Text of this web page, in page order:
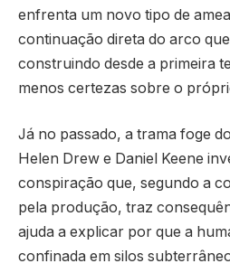
enfrenta um novo tipo de
continuação direta do arco
construindo desde a primeira
menos certezas sobre o
Já no passado, a trama foge
Helen Drew e Daniel Keene
conspiração que, segundo a
pela produção, traz
ajuda a explicar por que a
confinada em silos